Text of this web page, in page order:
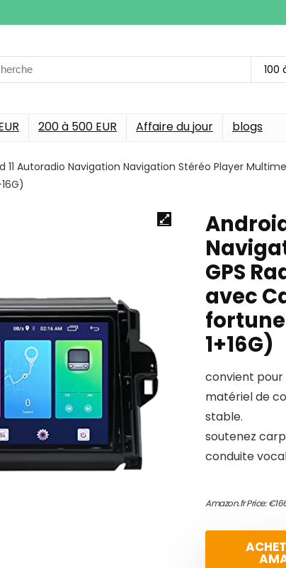
100
200 à 500 EUR Affaire du jour blogs
11 Autoradio Navigation Navigation Stéréo Player
GPS
avec
1+16G)
convient pour
matériel de
stable.
soutenez
conduite
Amazon.fr Price:€